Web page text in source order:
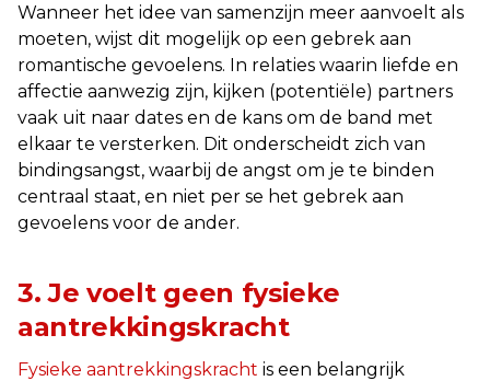
Wanneer het idee van samenzijn meer aanvoelt als
moeten, wijst dit mogelijk op een gebrek aan
romantische gevoelens. In relaties waarin liefde en
affectie aanwezig zijn, kijken (potentiële) partners
vaak uit naar dates en de kans om de band met
elkaar te versterken. Dit onderscheidt zich van
bindingsangst, waarbij de angst om je te binden
centraal staat, en niet per se het gebrek aan
gevoelens voor de ander.
3. Je voelt geen fysieke
aantrekkingskracht
Fysieke aantrekkingskracht is een belangrijk